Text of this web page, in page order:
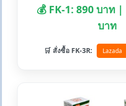
💰 FK-1: 890 บาท |
บาท
🛒 สั่งซื้อ FK-3R: Lazada